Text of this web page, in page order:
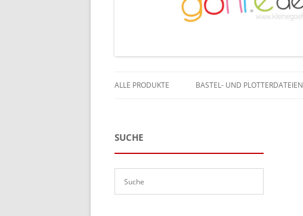
ALLE PRODUKTE BASTEL- UND PLOTTERDATEIEN
SUCHE